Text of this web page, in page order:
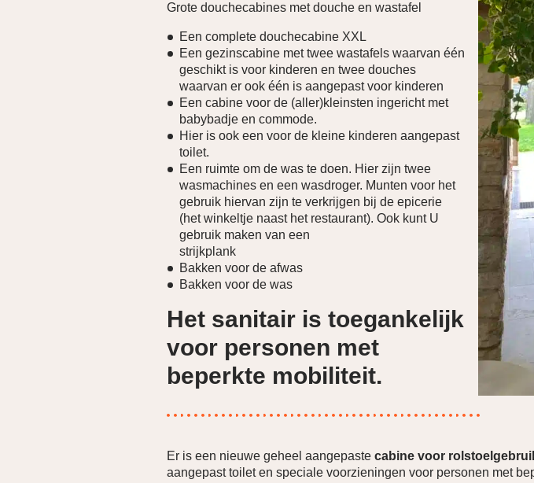
Grote douchecabines met douche en wastafel
Een complete douchecabine XXL
Een gezinscabine met twee wastafels waarvan één
geschikt is voor kinderen en twee douches
waarvan er ook één is aangepast voor kinderen
Een cabine voor de (aller)kleinsten ingericht met
babybadje en commode.
Hier is ook een voor de kleine kinderen aangepast
toilet.
Een ruimte om de was te doen. Hier zijn twee
wasmachines en een wasdroger. Munten voor het
gebruik hiervan zijn te verkrijgen bij de epicerie
(het winkeltje naast het restaurant). Ook kunt U
gebruik maken van een
strijkplank
Bakken voor de afwas
Bakken voor de was
Het sanitair is toegankelijk
voor personen met
beperkte mobiliteit.
Er is een nieuwe geheel aangepaste cabine voor
aangepast toilet en speciale voorzieningen voor personen met